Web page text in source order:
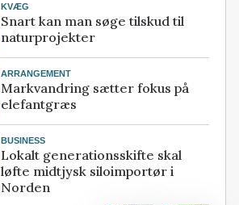
KVÆG
Snart kan man søge tilskud til
naturprojekter
ARRANGEMENT
Markvandring sætter fokus på
elefantgræs
BUSINESS
Lokalt generationsskifte skal
løfte midtjysk siloimportør i
Norden